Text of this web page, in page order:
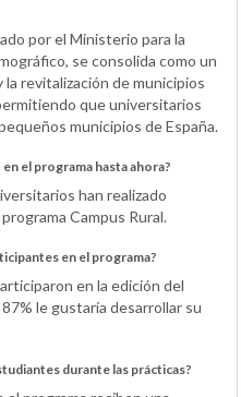
por el Ministerio para la
se consolida como un
revitalización de municipios
que universitarios
municipios de España.
el programa hasta ahora?
han realizado
Campus Rural.
en el programa?
en la edición del
le gustaría desarrollar su
durante las prácticas?